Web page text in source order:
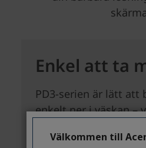
Välkommen till